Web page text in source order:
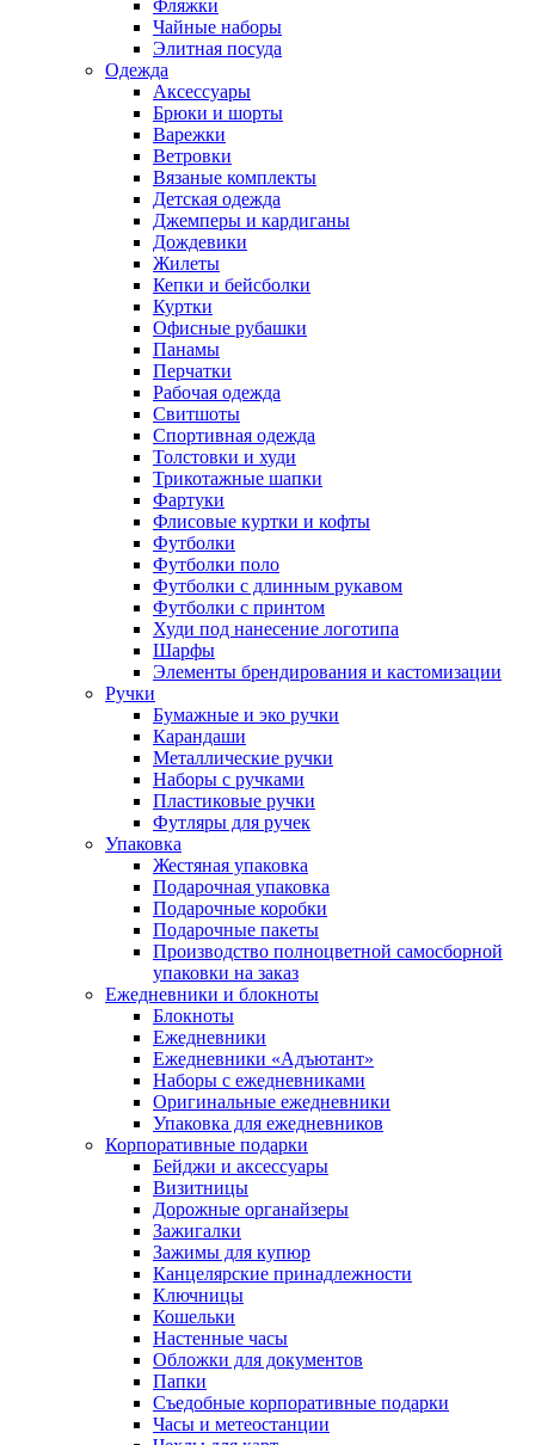
Фляжки
Чайные наборы
Элитная посуда
Одежда
Аксессуары
Брюки и шорты
Варежки
Ветровки
Вязаные комплекты
Детская одежда
Джемперы и кардиганы
Дождевики
Жилеты
Кепки и бейсболки
Куртки
Офисные рубашки
Панамы
Перчатки
Рабочая одежда
Свитшоты
Спортивная одежда
Толстовки и худи
Трикотажные шапки
Фартуки
Флисовые куртки и кофты
Футболки
Футболки поло
Футболки с длинным рукавом
Футболки с принтом
Худи под нанесение логотипа
Шарфы
Элементы брендирования и кастомизации
Ручки
Бумажные и эко ручки
Карандаши
Металлические ручки
Наборы с ручками
Пластиковые ручки
Футляры для ручек
Упаковка
Жестяная упаковка
Подарочная упаковка
Подарочные коробки
Подарочные пакеты
Производство полноцветной самосборной
упаковки на заказ
Ежедневники и блокноты
Блокноты
Ежедневники
Ежедневники «Адъютант»
Наборы с ежедневниками
Оригинальные ежедневники
Упаковка для ежедневников
Корпоративные подарки
Бейджи и аксессуары
Визитницы
Дорожные органайзеры
Зажигалки
Зажимы для купюр
Канцелярские принадлежности
Ключницы
Кошельки
Настенные часы
Обложки для документов
Папки
Съедобные корпоративные подарки
Часы и метеостанции